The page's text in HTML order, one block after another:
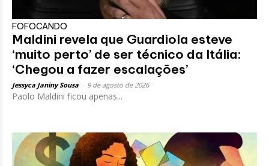
FOFOCANDO
Maldini revela que Guardiola esteve
‘muito perto’ de ser técnico da Itália:
‘Chegou a fazer escalações’
Jessyca Janiny Sousa 9 de agosto de 2026
Paolo Maldini ficou apenas...